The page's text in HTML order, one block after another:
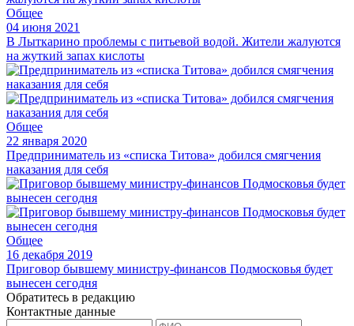
Общее
04 июня 2021
В Лыткарино проблемы с питьевой водой. Жители жалуются
на жуткий запах кислоты
Общее
22 января 2020
Предприниматель из «списка Титова» добился смягчения
наказания для себя
Общее
16 декабря 2019
Приговор бывшему министру-финансов Подмосковья будет
вынесен сегодня
Обратитесь в редакцию
Контактные данные